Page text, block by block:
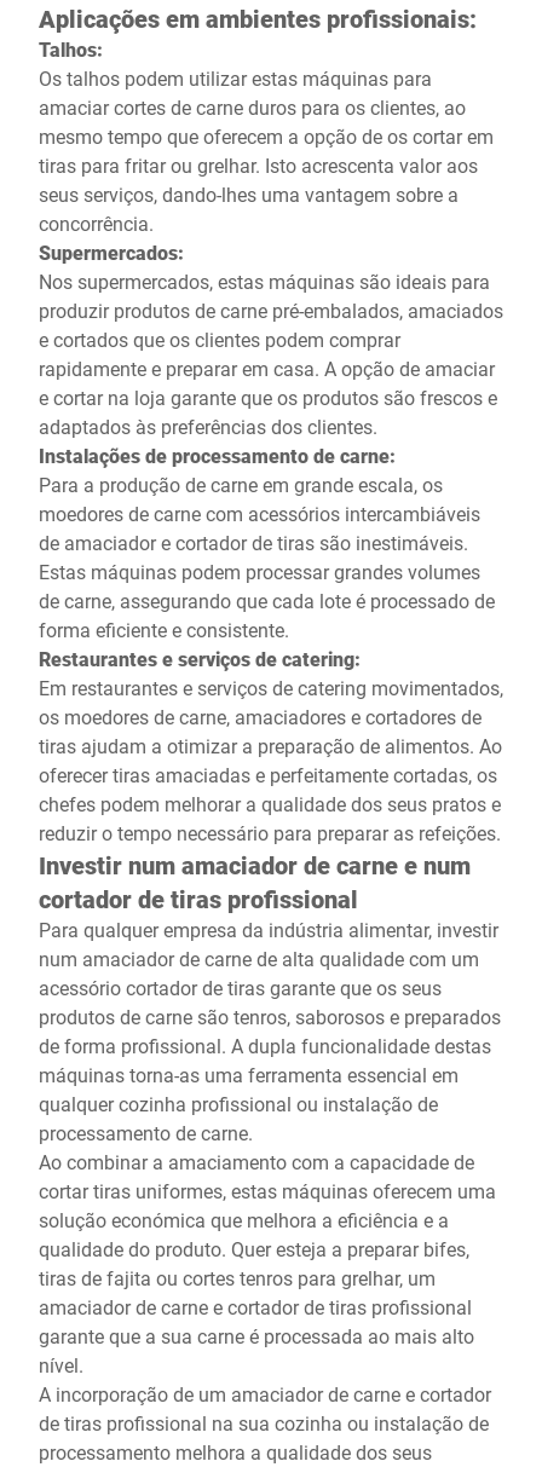
Aplicações em ambientes profissionais:
Talhos:
Os talhos podem utilizar estas máquinas para
amaciar cortes de carne duros para os clientes, ao
mesmo tempo que oferecem a opção de os cortar em
tiras para fritar ou grelhar. Isto acrescenta valor aos
seus serviços, dando-lhes uma vantagem sobre a
concorrência.
Supermercados:
Nos supermercados, estas máquinas são ideais para
produzir produtos de carne pré-embalados, amaciados
e cortados que os clientes podem comprar
rapidamente e preparar em casa. A opção de amaciar
e cortar na loja garante que os produtos são frescos e
adaptados às preferências dos clientes.
Instalações de processamento de carne:
Para a produção de carne em grande escala, os
moedores de carne com acessórios intercambiáveis
de amaciador e cortador de tiras são inestimáveis.
Estas máquinas podem processar grandes volumes
de carne, assegurando que cada lote é processado de
forma eficiente e consistente.
Restaurantes e serviços de catering:
Em restaurantes e serviços de catering movimentados,
os moedores de carne, amaciadores e cortadores de
tiras ajudam a otimizar a preparação de alimentos. Ao
oferecer tiras amaciadas e perfeitamente cortadas, os
chefes podem melhorar a qualidade dos seus pratos e
reduzir o tempo necessário para preparar as refeições.
Investir num amaciador de carne e num
cortador de tiras profissional
Para qualquer empresa da indústria alimentar, investir
num amaciador de carne de alta qualidade com um
acessório cortador de tiras garante que os seus
produtos de carne são tenros, saborosos e preparados
de forma profissional. A dupla funcionalidade destas
máquinas torna-as uma ferramenta essencial em
qualquer cozinha profissional ou instalação de
processamento de carne.
Ao combinar a amaciamento com a capacidade de
cortar tiras uniformes, estas máquinas oferecem uma
solução económica que melhora a eficiência e a
qualidade do produto. Quer esteja a preparar bifes,
tiras de fajita ou cortes tenros para grelhar, um
amaciador de carne e cortador de tiras profissional
garante que a sua carne é processada ao mais alto
nível.
A incorporação de um amaciador de carne e cortador
de tiras profissional na sua cozinha ou instalação de
processamento melhora a qualidade dos seus